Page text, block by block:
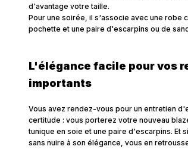
d'avantage votre taille.
Pour une soirée, il s'associe avec une robe
pochette et une paire d'escarpins ou de
L'élégance facile pour vos
importants
Vous avez rendez-vous pour un entretien
certitude : vous porterez votre nouveau
tunique en soie et une paire d'escarpins. Et
sans nuire à son élégance, vous en